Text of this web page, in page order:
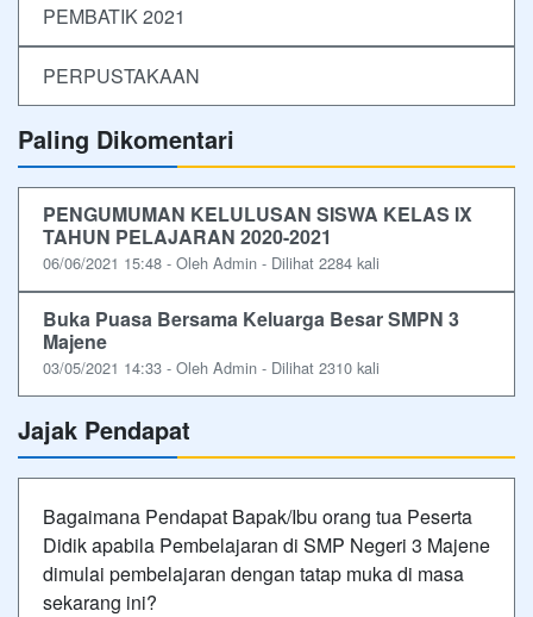
PEMBATIK 2021
PERPUSTAKAAN
Paling Dikomentari
PENGUMUMAN KELULUSAN SISWA KELAS IX
TAHUN PELAJARAN 2020-2021
06/06/2021 15:48 - Oleh Admin - Dilihat 2284 kali
Buka Puasa Bersama Keluarga Besar SMPN 3
Majene
03/05/2021 14:33 - Oleh Admin - Dilihat 2310 kali
Jajak Pendapat
Bagaimana Pendapat Bapak/Ibu orang tua Peserta
Didik apabila Pembelajaran di SMP Negeri 3 Majene
dimulai pembelajaran dengan tatap muka di masa
sekarang ini?